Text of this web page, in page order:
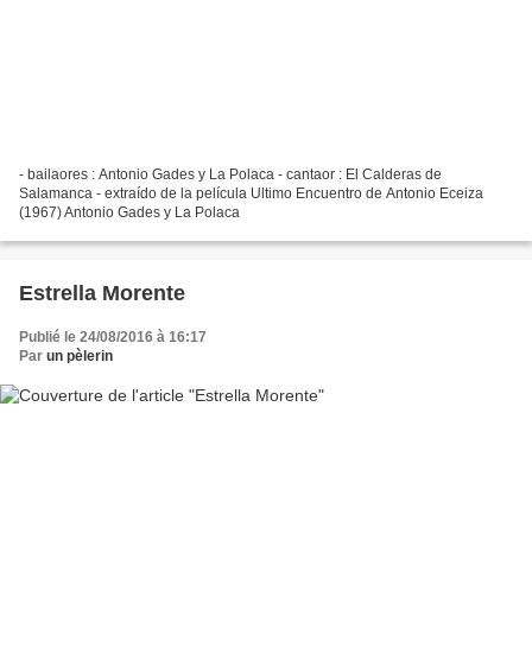
- bailaores : Antonio Gades y La Polaca - cantaor : El Calderas de
Salamanca - extraído de la película Ultimo Encuentro de Antonio Eceiza
(1967) Antonio Gades y La Polaca
Estrella Morente
Publié le 24/08/2016 à 16:17
Par un pèlerin